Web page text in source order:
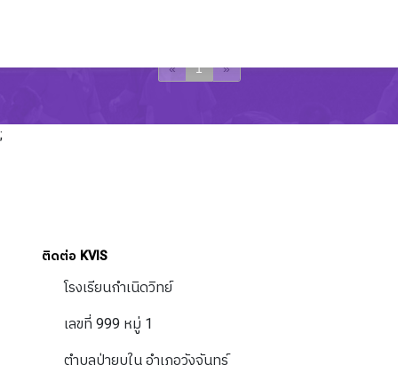
« 1 »
;
ติดต่อ KVIS
โรงเรียนกำเนิดวิทย์
เลขที่ 999 หมู่ 1
ตำบลป่ายุบใน อำเภอวังจันทร์